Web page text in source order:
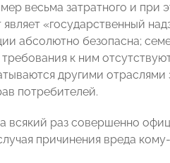
весьма затратного и при
«государственный
абсолютно безопасна;
к ним
другими отраслями
потребителей.
всякий раз совершенно
причинения вреда